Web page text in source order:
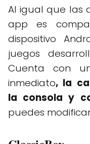
Al igual que las
app es
dispositivo
juegos
Cuenta con
inmediato, la
la consola y
puedes